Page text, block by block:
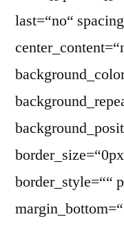
last=“no“
border_style=““